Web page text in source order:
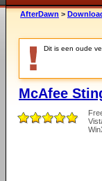
AfterDawn >
Dit is een oude
McAfee